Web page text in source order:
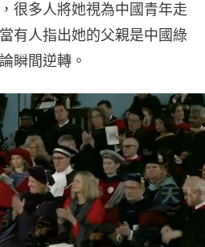
很多人將她視為中國青年走
有人指出她的父親是中國綠
瞬間逆轉。